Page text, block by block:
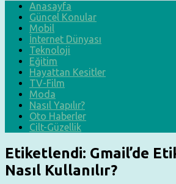
Anasayfa
Güncel Konular
Mobil
İnternet Dünyası
Teknoloji
Eğitim
Hayattan Kesitler
TV-Film
Moda
Nasıl Yapılır?
Oto Haberler
Cilt-Güzellik
Etiketlendi: Gmail’de
Nasıl Kullanılır?